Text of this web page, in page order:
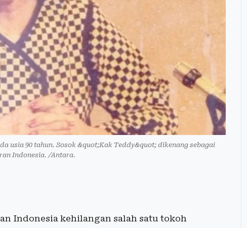
usia 90 tahun. Sosok &quot;Kak Teddy&quot; dikenang sebagai
Indonesia. /Antara.
Indonesia kehilangan salah satu tokoh